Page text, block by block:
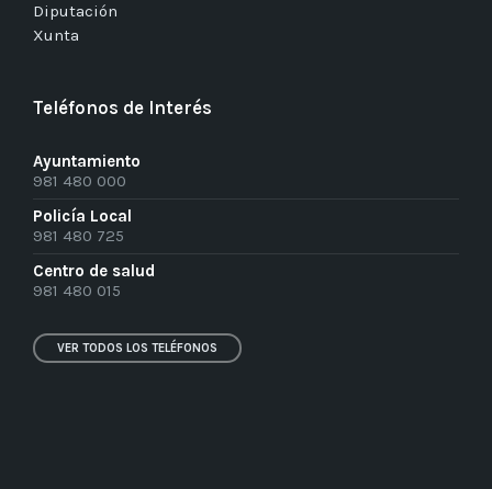
Diputación
Xunta
Teléfonos de Interés
Ayuntamiento
981 480 000
Policía Local
981 480 725
Centro de salud
981 480 015
VER TODOS LOS TELÉFONOS